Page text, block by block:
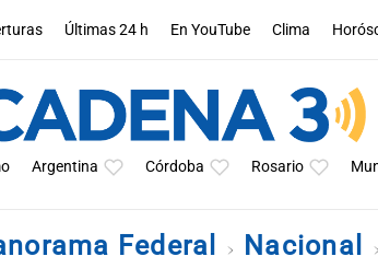
Últimas 24 h En YouTube Clima
Argentina Córdoba Rosario
Federal Nacional